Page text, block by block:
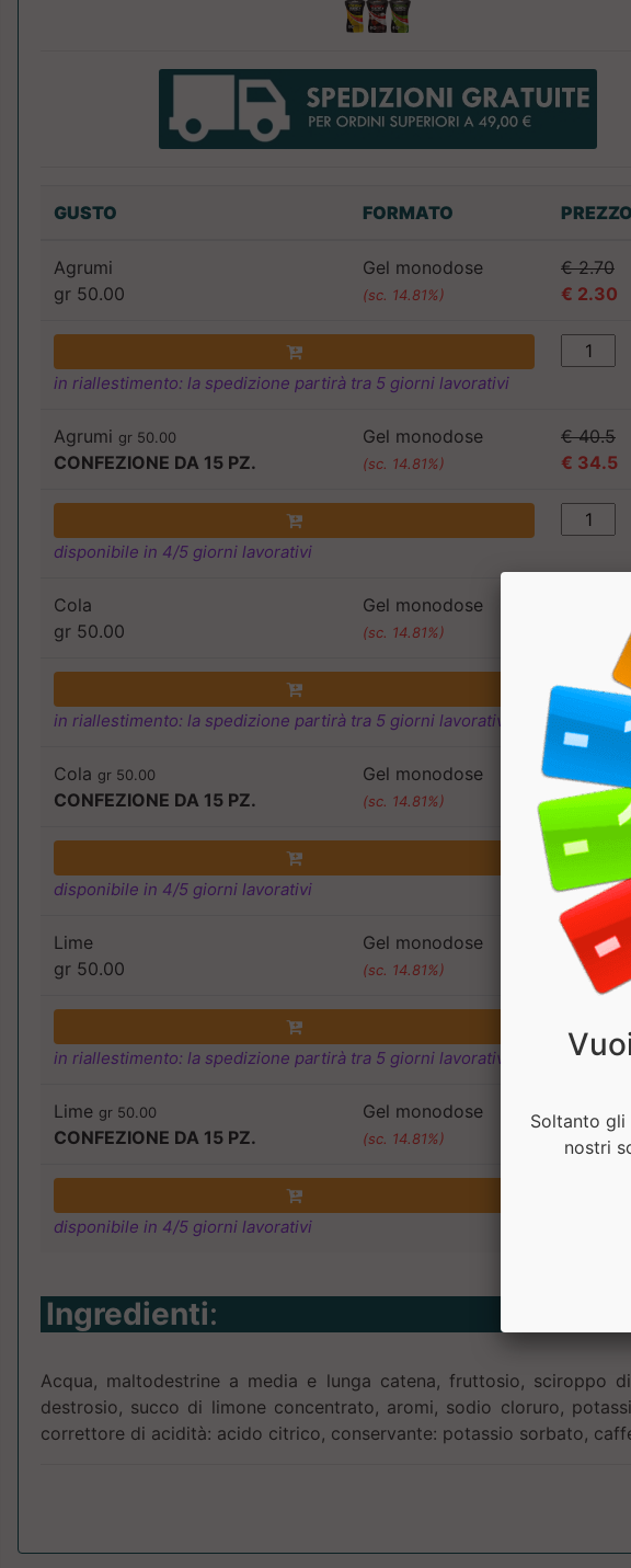
GUSTO FORMATO PREZZO
Agrumi
gr 50.00
Gel monodose
(sc. 14.81%)
€ 2.70
€ 2.30
in riallestimento: la spedizione partirà tra 5 giorni lavorativi
Agrumi gr 50.00
CONFEZIONE DA 15 PZ.
Gel monodose
(sc. 14.81%)
€ 40.5
€ 34.5
disponibile in 4/5 giorni lavorativi
Cola
gr 50.00
Gel monodose
(sc. 14.81%)
in riallestimento: la spedizione partirà tra 5 giorni lavorativi
Cola gr 50.00
CONFEZIONE DA 15 PZ.
Gel monodose
(sc. 14.81%)
€ 40.5
€ 34.5
disponibile in 4/5 giorni lavorativi
Lime
gr 50.00
Gel monodose
(sc. 14.81%)
€ 2.70
€ 2.30
in riallestimento: la spedizione partirà tra 5 giorni lavorativi
Lime gr 50.00
CONFEZIONE DA 15 PZ.
Gel monodose
(sc. 14.81%)
€ 40.5
€ 34.5
disponibile in 4/5 giorni lavorativi
Ingredienti:
Acqua, maltodestrine a media e lunga catena, fruttosio, sciroppo
destrosio, succo di limone concentrato, aromi, sodio cloruro,
correttore di acidità: acido citrico, conservante: potassio sorbato,
Soltanto gli
nostri